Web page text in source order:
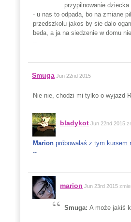
przypilnowanie
- u nas to odpada, bo na zmiane
przedszkolu jakos by sie dalo
beda, a ja na siedzenie w domu
--
Smuga Jun 22nd 2015
Nie nie, chodzi mi tylko o wyjazd
bladykot Jun 22nd 2015
Marion próbowałaś z tym kursem
--
marion Jun 23rd 2015
Smuga: A może jakiś